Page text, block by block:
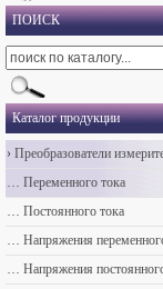
Продукция
Прайс-лист
Контакты
ПОИСК
Каталог продукции
› Преобразователи
… Переменного тока
… Постоянного тока
… Напряжения
… Напряжения